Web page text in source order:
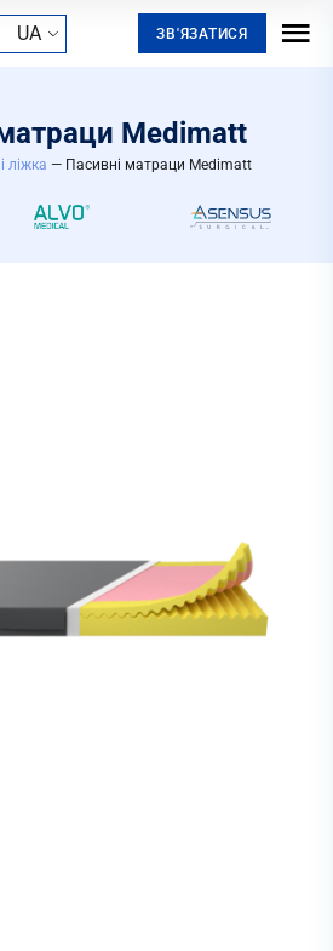
UA ЗВ'ЯЗАТИСЯ
Medimatt
ліжка — Пасивні матраци Medimatt